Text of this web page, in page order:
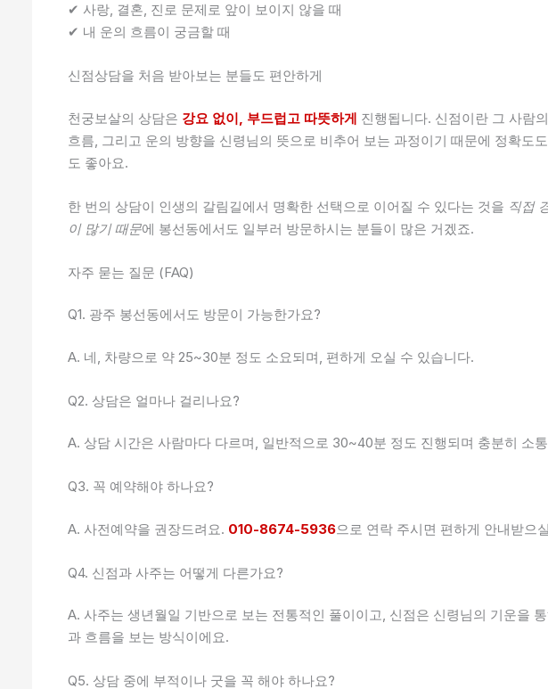
✔ 사랑, 결혼, 진로 문제로 앞이 보이지 않을 때
✔ 내 운의 흐름이 궁금할 때
신점상담을 처음 받아보는 분들도 편안하게
천궁보살의 상담은 강요 없이, 부드럽고 따뜻하게 진행됩니다. 신점이란 그 사람
흐름, 그리고 운의 방향을 신령님의 뜻으로 비추어 보는 과정이기 때문에 정확도
도 좋아요.
한 번의 상담이 인생의 갈림길에서 명확한 선택으로 이어질 수 있다는 것을 직접
이 많기 때문에 봉선동에서도 일부러 방문하시는 분들이 많은 거겠죠.
자주 묻는 질문 (FAQ)
Q1. 광주 봉선동에서도 방문이 가능한가요?
A. 네, 차량으로 약 25~30분 정도 소요되며, 편하게 오실 수 있습니다.
Q2. 상담은 얼마나 걸리나요?
A. 상담 시간은 사람마다 다르며, 일반적으로 30~40분 정도 진행되며 충분히 소
Q3. 꼭 예약해야 하나요?
A. 사전예약을 권장드려요. 010-8674-5936으로 연락 주시면 편하게 안내받으
Q4. 신점과 사주는 어떻게 다른가요?
A. 사주는 생년월일 기반으로 보는 전통적인 풀이이고, 신점은 신령님의 기운을
과 흐름을 보는 방식이에요.
Q5. 상담 중에 부적이나 굿을 꼭 해야 하나요?